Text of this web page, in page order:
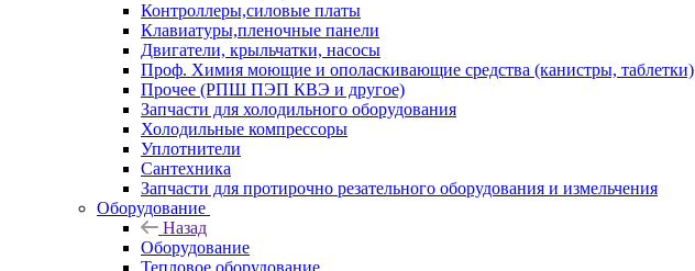
Контроллеры,силовые платы
Клавиатуры,пленочные панели
Двигатели, крыльчатки, насосы
Проф. Химия моющие и ополаскивающие средства (канистры, таблетки)
Прочее (РПШ ПЭП КВЭ и другое)
Запчасти для холодильного оборудования
Холодильные компрессоры
Уплотнители
Сантехника
Запчасти для протирочно резательного оборудования и измельчения
Оборудование
Назад
Оборудование
Тепловое оборудование